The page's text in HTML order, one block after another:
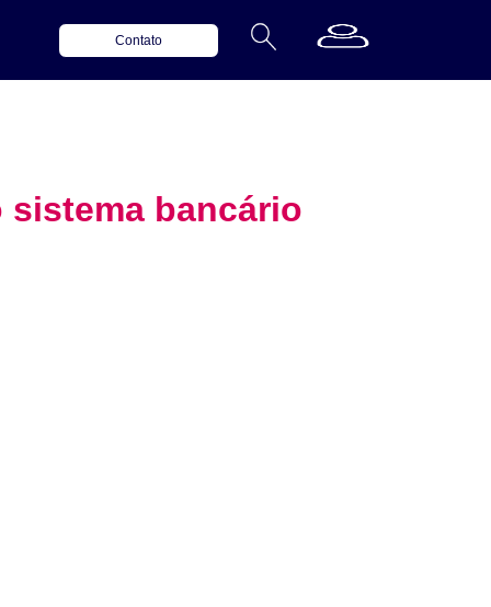
Contato
sistema bancário